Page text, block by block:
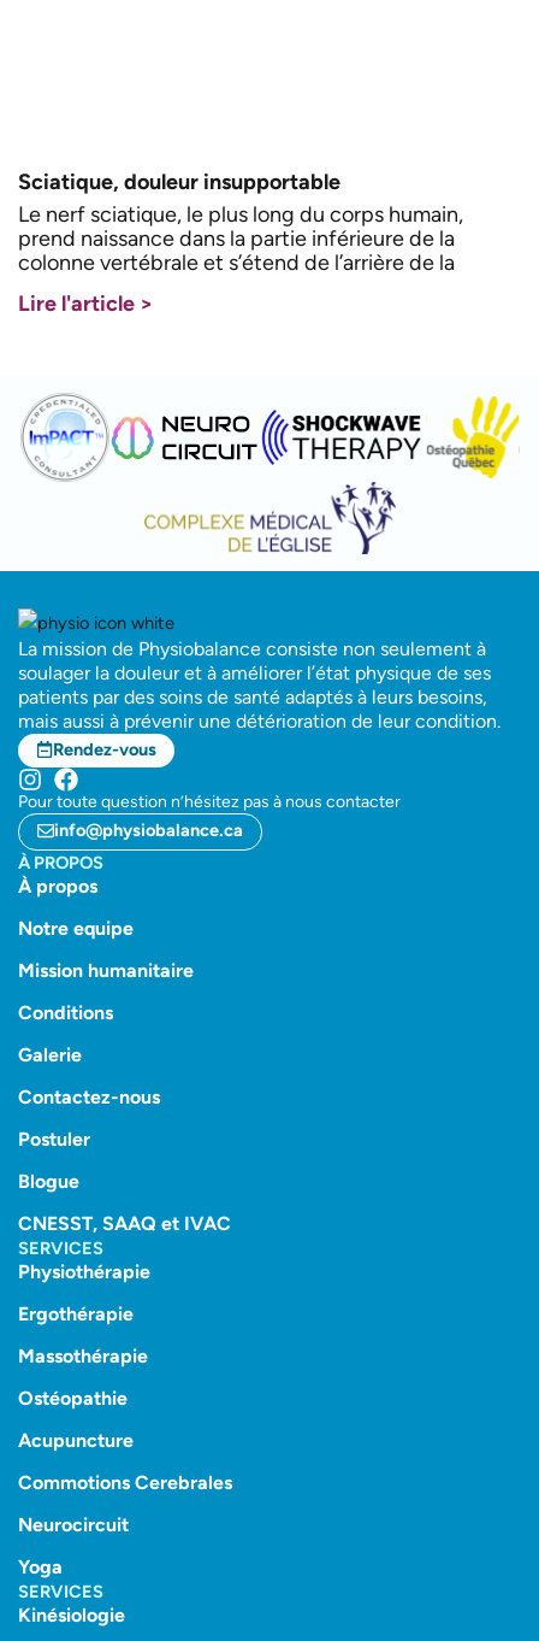
Sciatique, douleur insupportable
Le nerf sciatique, le plus long du corps humain,
prend naissance dans la partie inférieure de la
colonne vertébrale et s’étend de l’arrière de la
Lire l'article >
La mission de Physiobalance consiste non seulement à
soulager la douleur et à améliorer l’état physique de ses
patients par des soins de santé adaptés à leurs besoins,
mais aussi à prévenir une détérioration de leur condition.
Rendez-vous
Pour toute question n’hésitez pas à nous contacter
info@physiobalance.ca
À PROPOS
À propos
Notre equipe
Mission humanitaire
Conditions
Galerie
Contactez-nous
Postuler
Blogue
CNESST, SAAQ et IVAC
SERVICES
Physiothérapie
Ergothérapie
Massothérapie
Ostéopathie
Acupuncture
Commotions Cerebrales
Neurocircuit
Yoga
SERVICES
Kinésiologie